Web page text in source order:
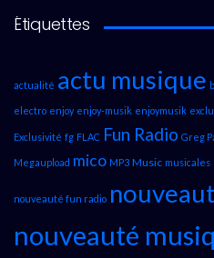
Étiquettes
actualité actu musique
electro enjoy enjoy-musik enjoymusik exclu
Exclusivité fg FLAC Fun Radio Greg
Megaupload mico MP3 Music musicales
nouveauté fun radio
nouveauté